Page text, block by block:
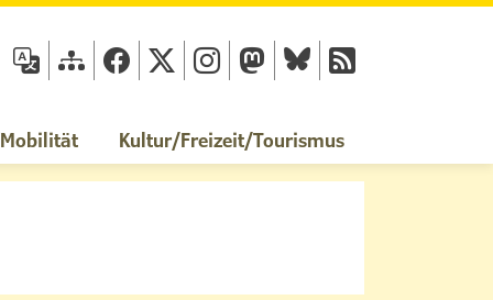
Kultur/Freizeit/Tourismus